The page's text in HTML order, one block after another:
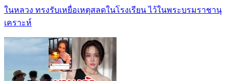
ในหลวง ทรงรับเหยื่อเหตุสลดในโรงเรียน ไว้ในพระบรมราชานุ
เคราะห์